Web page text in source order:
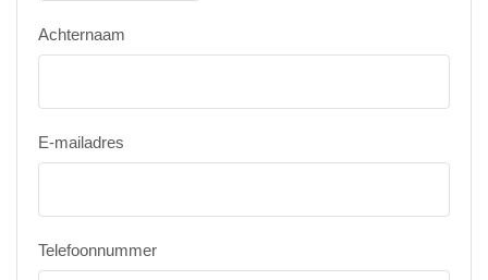
Achternaam
E-mailadres
Telefoonnummer